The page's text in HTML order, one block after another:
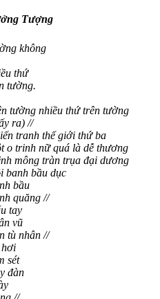
Tượng
không
thứ
tường.
tường nhiều thứ trên tường
ra) //
tranh thế giới thứ ba
o trinh nữ quá là dễ thương
mông tràn trụa đại dương
banh bầu dục
bầu
quăng //
tay
vũ
tù nhân //
hơi
sét
đàn